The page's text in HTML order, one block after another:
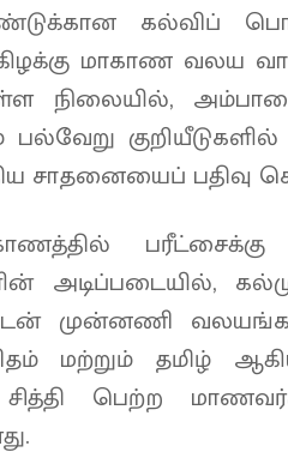
கல்விப்
மாகாண வலய
நிலையில்,
சாதனையைப் பதிவு
அடிப்படையில்,
முன்னணி
மற்றும் தமிழ்
பெற்ற